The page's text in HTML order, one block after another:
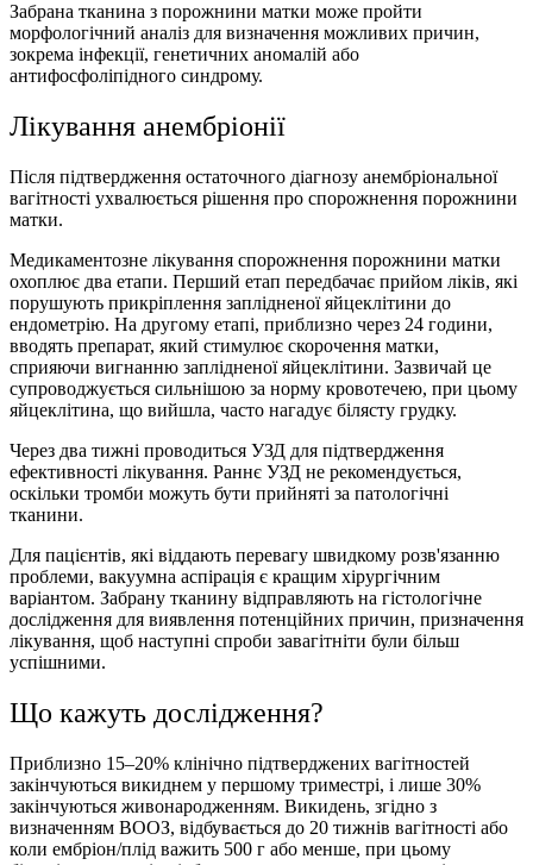
Забрана тканина з порожнини матки може пройти
морфологічний аналіз для визначення можливих причин,
зокрема інфекції, генетичних аномалій або
антифосфоліпідного синдрому.
Лікування анембріонії
Після підтвердження остаточного діагнозу анембріональної
вагітності ухвалюється рішення про спорожнення порожнини
матки.
Медикаментозне лікування спорожнення порожнини матки
охоплює два етапи. Перший етап передбачає прийом ліків, які
порушують прикріплення заплідненої яйцеклітини до
ендометрію. На другому етапі, приблизно через 24 години,
вводять препарат, який стимулює скорочення матки,
сприяючи вигнанню заплідненої яйцеклітини. Зазвичай це
супроводжується сильнішою за норму кровотечею, при цьому
яйцеклітина, що вийшла, часто нагадує білясту грудку.
Через два тижні проводиться УЗД для підтвердження
ефективності лікування. Раннє УЗД не рекомендується,
оскільки тромби можуть бути прийняті за патологічні
тканини.
Для пацієнтів, які віддають перевагу швидкому розв'язанню
проблеми, вакуумна аспірація є кращим хірургічним
варіантом. Забрану тканину відправляють на гістологічне
дослідження для виявлення потенційних причин, призначення
лікування, щоб наступні спроби завагітніти були більш
успішними.
Що кажуть дослiдження?
Приблизно 15–20% клінічно підтверджених вагітностей
закінчуються викиднем у першому триместрі, і лише 30%
закінчуються живонародженням. Викидень, згідно з
визначенням ВООЗ, відбувається до 20 тижнів вагітності або
коли ембріон/плід важить 500 г або менше, при цьому